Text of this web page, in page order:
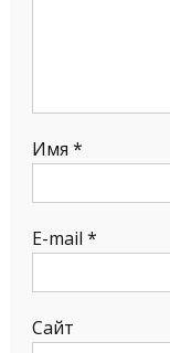
Имя *
E-mail *
Сайт